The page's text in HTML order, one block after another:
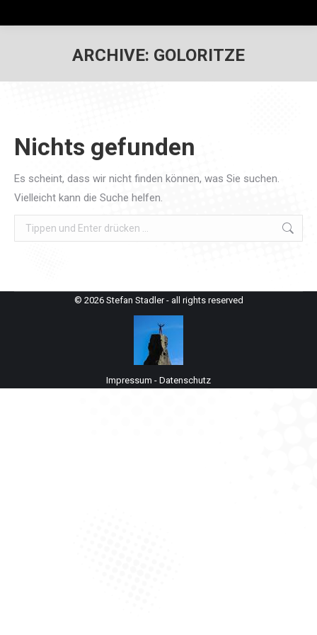
ARCHIVE: GOLORITZE
Nichts gefunden
Es scheint, dass wir nicht finden können, was Sie suchen.
Vielleicht kann die Suche helfen.
Search:
© 2026 Stefan Stadler - all rights reserved
Impressum - Datenschutz